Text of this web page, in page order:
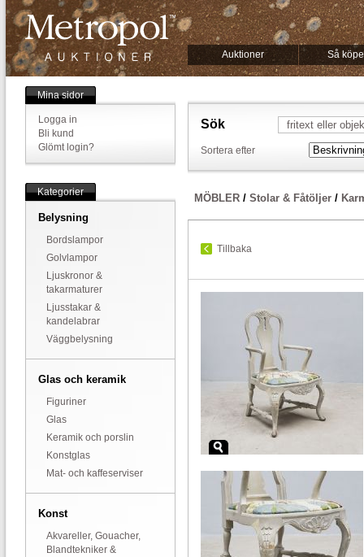
Auktioner Så
Mina sidor
Logga in
Bli kund
Glömt login?
Kategorier
Belysning
Bordslampor
Golvlampor
Ljuskronor &
takarmaturer
Ljusstakar &
kandelabrar
Väggbelysning
Glas och keramik
Figuriner
Glas
Keramik och porslin
Konstglas
Mat- och kaffeserviser
Konst
Akvareller, Gouacher,
Blandtekniker &
Sök
Sortera efter
MÖBLER / Stolar & Fåtöljer /
Tillbaka